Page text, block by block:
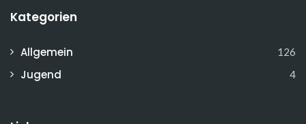
Kategorien
Allgemein 126
Jugend 4